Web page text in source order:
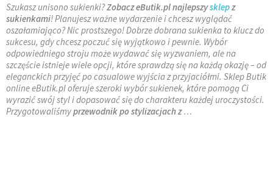
Szukasz unisono sukienki?Zobacz eButik.pl najlepszysklepz
sukienkami! Planujesz ważne wydarzenie i chcesz wyglądać
oszałamiająco? Nic prostszego! Dobrze dobrana sukienka to klucz do
sukcesu, gdy chcesz poczuć się wyjątkowo i pewnie. Wybór
odpowiedniego stroju może wydawać się wyzwaniem, ale na
szczęście istnieje wiele opcji, które sprawdzą się na każdą okazję – od
eleganckich przyjęć po casualowe wyjścia z przyjaciółmi. Sklep Butik
online eButik.pl oferuje szeroki wybór sukienek, które pomogą Ci
wyrazić swój styl i dopasować się do charakteru każdej uroczystości.
Przygotowaliśmyprzewodnik po stylizacjach z…